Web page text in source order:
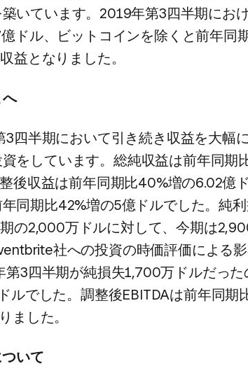
いています。​2019年第3四半期に​お
ドル、​ビットコインを​除くと​前年同
益と​なりました。
3四半期に​おいて​引き​続き収益を​大幅
を​しています。​総純収益は​前年同期
後​収益は​前年同期比40%増の​6.02億
同期比42%増の​5億ドルでした。​純利
の​2,000万ドルに​対して、​今期は​
社への​投資の​時価評価に​よる​影
第3四半期が​純損失1,700万ドルだっ
ルでした。​調整後EBITDAは​前年同期
ました。
いて